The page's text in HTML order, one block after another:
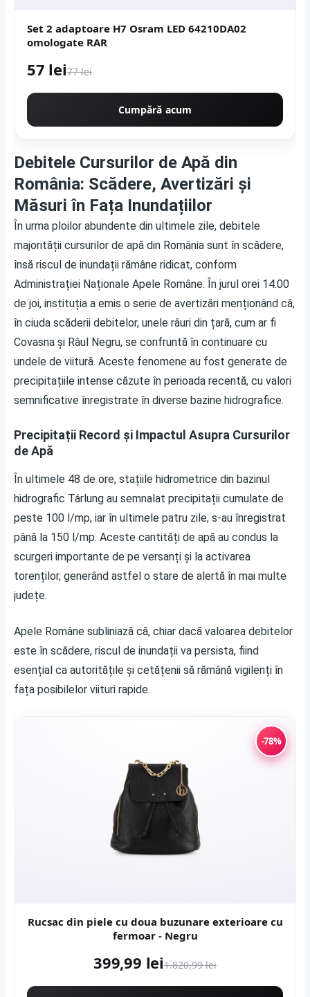
Set 2 adaptoare H7 Osram LED 64210DA02
omologate RAR
57 lei77 lei
Cumpără acum
Debitele Cursurilor de Apă din
România: Scădere, Avertizări și
Măsuri în Fața Inundațiilor
În urma ploilor abundente din ultimele zile, debitele
majorității cursurilor de apă din România sunt în scădere,
însă riscul de inundații rămâne ridicat, conform
Administrației Naționale Apele Române. În jurul orei 14:00
de joi, instituția a emis o serie de avertizări menționând că,
în ciuda scăderii debitelor, unele râuri din țară, cum ar fi
Covasna și Râul Negru, se confruntă în continuare cu
undele de viitură. Aceste fenomene au fost generate de
precipitațiile intense căzute în perioada recentă, cu valori
semnificative înregistrate în diverse bazine hidrografice.
Precipitații Record și Impactul Asupra Cursurilor
de Apă
În ultimele 48 de ore, stațiile hidrometrice din bazinul
hidrografic Târlung au semnalat precipitații cumulate de
peste 100 l/mp, iar în ultimele patru zile, s-au înregistrat
până la 150 l/mp. Aceste cantități de apă au condus la
scurgeri importante de pe versanți și la activarea
torenților, generând astfel o stare de alertă în mai multe
județe.
Apele Române subliniază că, chiar dacă valoarea debitelor
este în scădere, riscul de inundații va persista, fiind
esențial ca autoritățile și cetățenii să rămână vigilenți în
fața posibilelor viituri rapide.
-78%
Rucsac din piele cu doua buzunare exterioare cu
fermoar - Negru
399,99 lei1.820,99 lei